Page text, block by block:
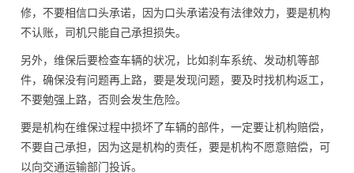
修，不要相信口头承诺，因为口头承诺没有法律效力，要是机构
不认账，司机只能自己承担损失。
另外，维保后要检查车辆的状况，比如刹车系统、发动机等部
件，确保没有问题再上路，要是发现问题，要及时找机构返工，
不要勉强上路，否则会发生危险。
要是机构在维保过程中损坏了车辆的部件，一定要让机构赔偿，
不要自己承担，因为这是机构的责任，要是机构不愿意赔偿，可
以向交通运输部门投诉。